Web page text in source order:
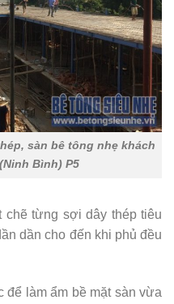
sàn bê tông nhẹ khách
Bình) P5
chẽ từng sợi dây thép tiêu
dần cho đến khi phủ đều
làm ẩm bề mặt sàn vừa